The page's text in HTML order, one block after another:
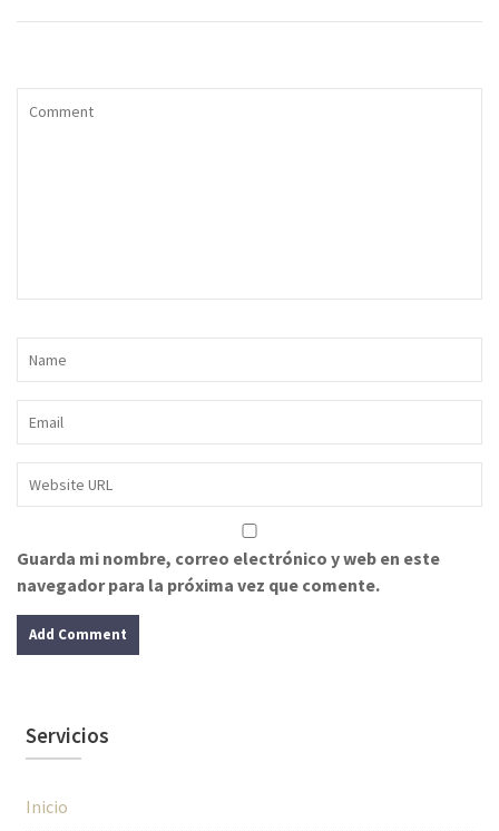
Guarda mi nombre, correo electrónico y web en este
navegador para la próxima vez que comente.
Servicios
Inicio